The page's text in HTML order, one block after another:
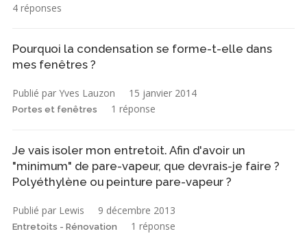
4 réponses
Pourquoi la condensation se forme-t-elle dans
mes fenêtres ?
Publié par Yves Lauzon 15 janvier 2014
Portes et fenêtres 1 réponse
Je vais isoler mon entretoit. Afin d'avoir un
"minimum" de pare-vapeur, que devrais-je faire ?
Polyéthylène ou peinture pare-vapeur ?
Publié par Lewis 9 décembre 2013
Entretoits - Rénovation 1 réponse